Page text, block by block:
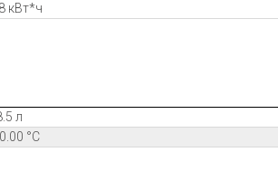
кВт*ч
л
°C